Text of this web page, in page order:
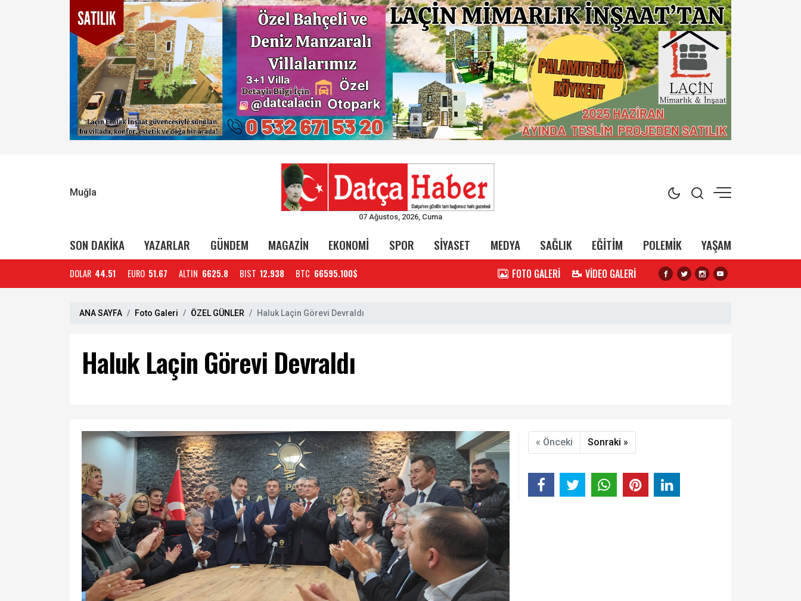
Muğla
07 Ağustos, 2026, Cuma
SON DAKİKA YAZARLAR GÜNDEM MAGAZİN EKONOMİ SPOR SİYASET MEDYA SAĞLIK EĞİTİM POLEMİK YAŞAM
DOLAR 44.51 EURO 51.67 ALTIN 6625.8 BIST 12.938 BTC 66595.100$ FOTO GALERİ VİDEO GALERİ
ANA SAYFA Foto Galeri ÖZEL GÜNLER Haluk Laçin Görevi Devraldı
Haluk Laçin Görevi Devraldı
« Önceki Sonraki »